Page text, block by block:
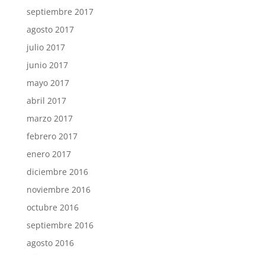
septiembre 2017
agosto 2017
julio 2017
junio 2017
mayo 2017
abril 2017
marzo 2017
febrero 2017
enero 2017
diciembre 2016
noviembre 2016
octubre 2016
septiembre 2016
agosto 2016